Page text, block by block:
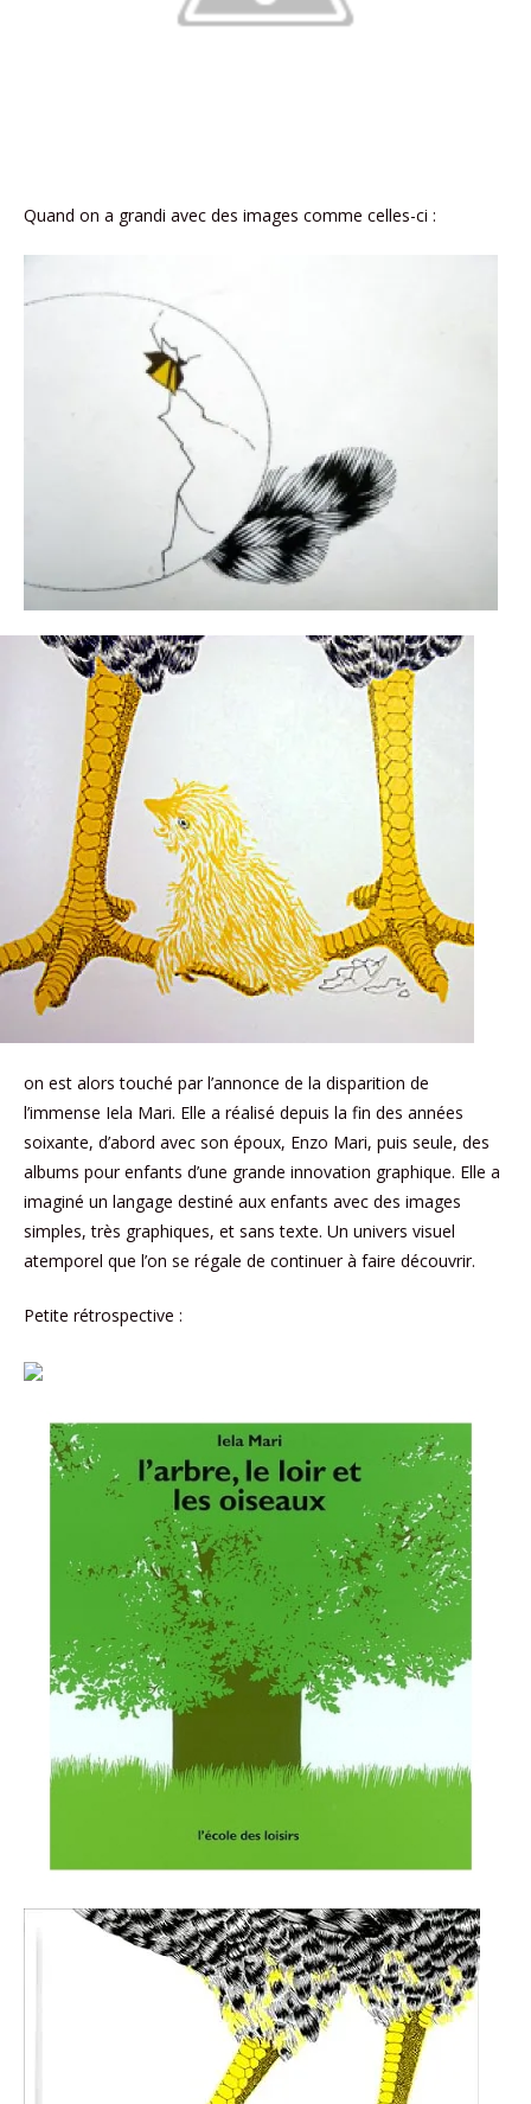
Quand on a grandi avec des images comme celles-ci :
on est alors touché par l’annonce de la disparition de
l’immense Iela Mari. Elle a réalisé depuis la fin des années
soixante, d’abord avec son époux, Enzo Mari, puis seule, des
albums pour enfants d’une grande innovation graphique. Elle a
imaginé un langage destiné aux enfants avec des images
simples, très graphiques, et sans texte. Un univers visuel
atemporel que l’on se régale de continuer à faire découvrir.
Petite rétrospective :